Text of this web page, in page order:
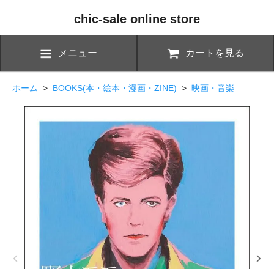
chic-sale online store
メニュー カートを見る
ホーム > BOOKS(本・絵本・漫画・ZINE) > 映画・音楽